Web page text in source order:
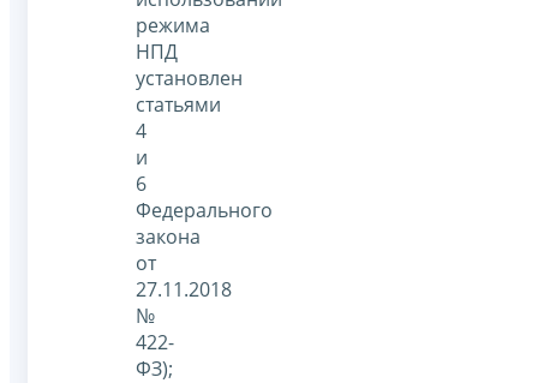
режима
НПД
установлен
статьями
4
и
6
Федерального
закона
от
27.11.2018
№
422-
ФЗ);